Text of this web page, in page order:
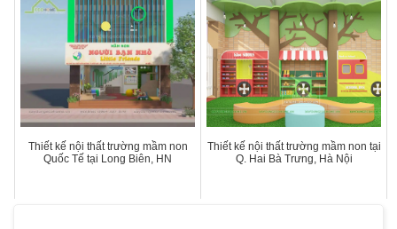
Thiết kế nội thất trường mầm non
Quốc Tế tại Long Biên, HN
Thiết kế nội thất trường mầm non tại
Q. Hai Bà Trưng, Hà Nội